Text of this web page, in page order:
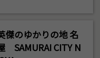
傑のゆかりの地 名
SAMURAI CITY N